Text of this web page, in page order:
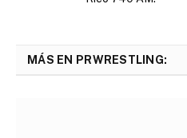
MÁS EN PRWRESTLING: